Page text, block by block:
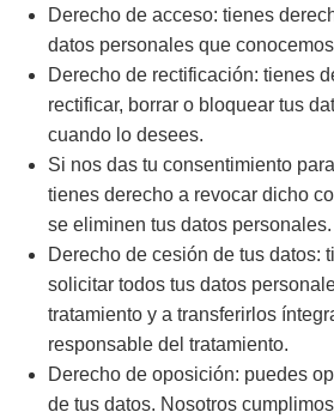
Derecho de acceso: tienes
datos personales que
Derecho de rectificación: tienes
rectificar, borrar o bloquear tus
cuando lo desees.
Si nos das tu consentimiento
tienes derecho a revocar dicho
se eliminen tus datos personales.
Derecho de cesión de tus datos:
solicitar todos tus datos
tratamiento y a transferirlos
responsable del tratamiento.
Derecho de oposición: puedes
de tus datos. Nosotros